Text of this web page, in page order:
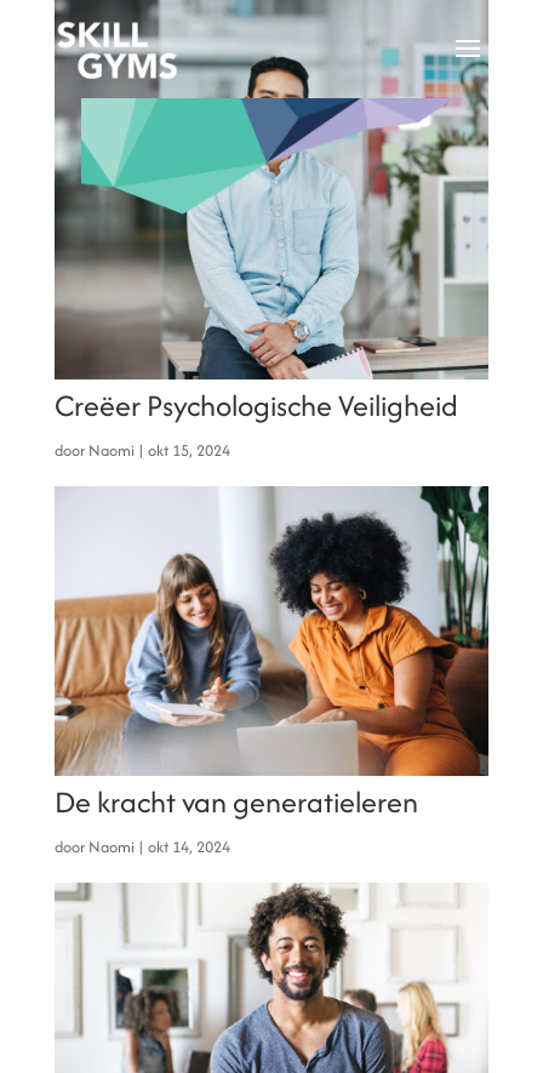
Creëer Psychologische Veiligheid
door Naomi | okt 15, 2024
De kracht van generatieleren
door Naomi | okt 14, 2024